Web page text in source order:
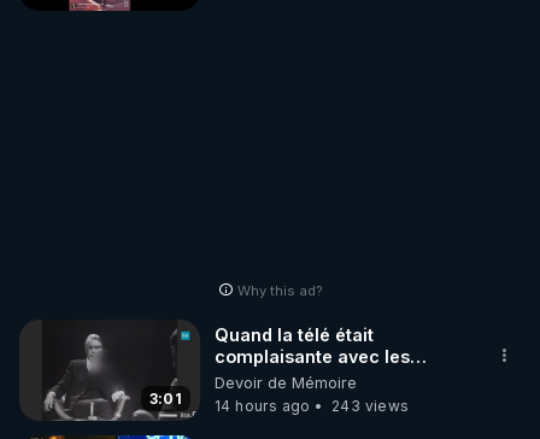
Why this ad?
3:01
Quand la télé était
complaisante avec les
pédophiles
Devoir de Mémoire
14 hours ago
243 views